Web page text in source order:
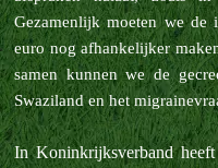
Gezamenlijk moeten we de
euro nog afhankelijker
samen kunnen we de
Swaziland en het
In Koninkrijksverband